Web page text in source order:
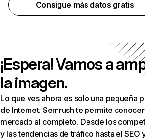
Consigue más datos gratis
¡Espera! Vamos a
la imagen.
Lo que ves ahora es solo una pequeña
de Internet. Semrush te permite
mercado al completo. Desde los
y las tendencias de tráfico hasta el SEO